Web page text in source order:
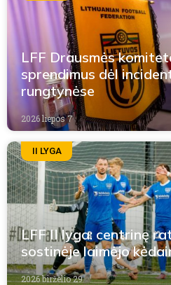
LFF Drausmės
sprendimus dėl
rungtynėse
2026 liepos 7
II LYGA
LFF II lyga: centrinę
sostinėje laimėjo
2026 birželio 29